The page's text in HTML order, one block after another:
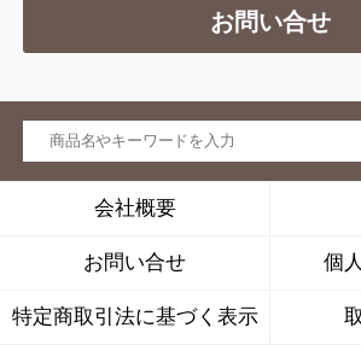
お問い合せ
会社概要
お問い合せ 個
特定商取引法に基づく表示